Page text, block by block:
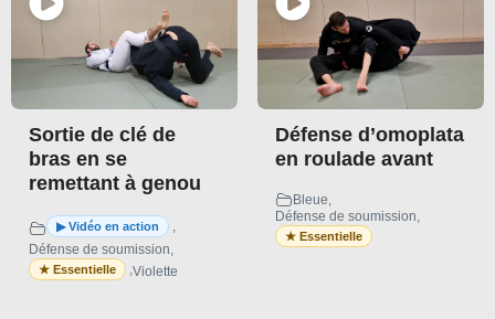
Sortie de clé de
bras en se
remettant à genou
,
Défense de soumission,
,Violette
Défense d’omoplata
en roulade avant
Bleue,
Défense de soumission,